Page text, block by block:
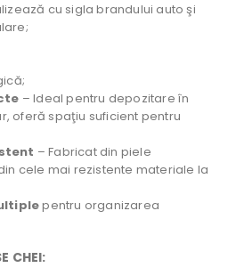
cu sigla brandului auto şi
– Ideal pentru depozitare în
oferă spaţiu suficient pentru
– Fabricat din piele
cele mai rezistente materiale la
pentru organizarea
CHEI: